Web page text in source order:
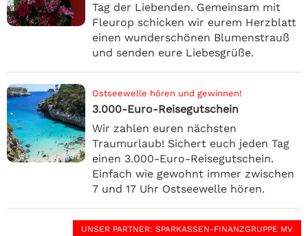
Tag der Liebenden. Gemeinsam mit
Fleurop schicken wir eurem Herzblatt
einen wunderschönen Blumenstrauß
und senden eure Liebesgrüße.
Ostseewelle hören und gewinnen!
3.000-Euro-Reisegutschein
Wir zahlen euren nächsten
Traumurlaub! Sichert euch jeden Tag
einen 3.000-Euro-Reisegutschein.
Einfach wie gewohnt immer zwischen
7 und 17 Uhr Ostseewelle hören.
UNSER PARTNER: SPARKASSEN-FINANZGRUPPE MV